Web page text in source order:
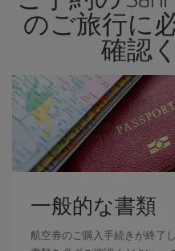
のご旅行に
確認
一般的な書類
航空券のご購入手続きが終了